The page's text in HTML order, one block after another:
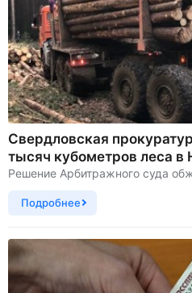
Свердловская
тысяч кубометров леса в
Решение Арбитражного суда
Подробнее